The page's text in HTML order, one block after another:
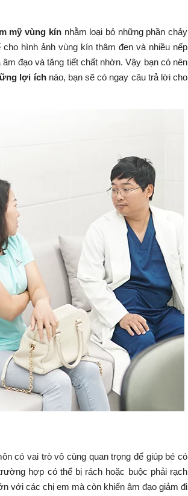
mỹ vùng kínnhằm loại bỏ những phần chảy
hình ảnh vùng kín thâm đen và nhiều nếp
đạo và tăng tiết chất nhờn. Vậy bạn có nên
lợi ích nào, bạn sẽ có ngay câu trả lời cho
có vai trò vô cùng quan trọng để giúp bé có
hợp có thể bị rách hoặc buộc phải rạch
với các chị em mà còn khiến âm đạo giảm đi